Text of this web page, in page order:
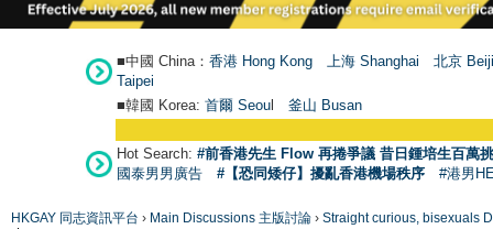
■中國 China： 香港 Hong Kong 上海 Shanghai
北京
Taipei
■韓國 Korea: 首爾 Seoul 釜山 Busan
Hot Search: #前香港先生 Flow 再捲爭議 昔日鍾培生百萬
國泰男男廣告
#【恐同矮仔】擾亂香港機場秩序 #港男
HKGAY 同志資訊平台 › Main Discussions 主版討論 › Straight curious, bisexuals